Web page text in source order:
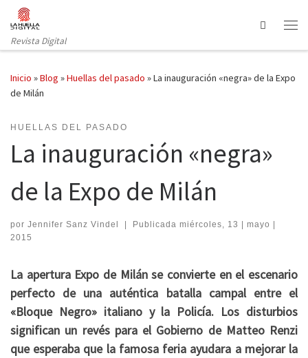
Saltar al contenido
Revista Digital
Search
Inicio »Blog »Huellas del pasado »La inauguración «negra» de la Expo
de Milán
HUELLAS DEL PASADO
La inauguración «negra»
de la Expo de Milán
por Jennifer Sanz Vindel | Publicada miércoles, 13 | mayo |
2015
La apertura Expo de Milán se convierte en el escenario
perfecto de una auténtica batalla campal entre el
«Bloque Negro» italiano y la Policía. Los disturbios
significan un revés para el Gobierno de Matteo Renzi
que esperaba que la famosa feria ayudara a mejorar la